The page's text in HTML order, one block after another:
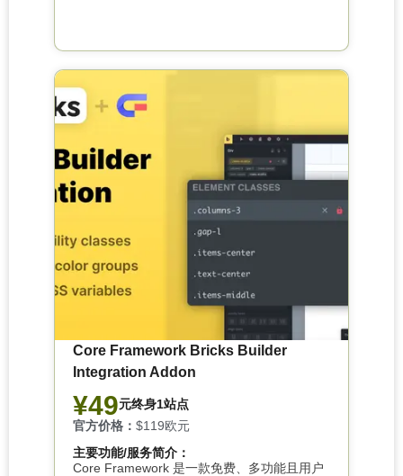
Core Framework Bricks Builder
Integration Addon
¥49元终身1站点
官方价格： $119欧元
主要功能/服务简介：
Core Framework 是一款免费、多功能且用户